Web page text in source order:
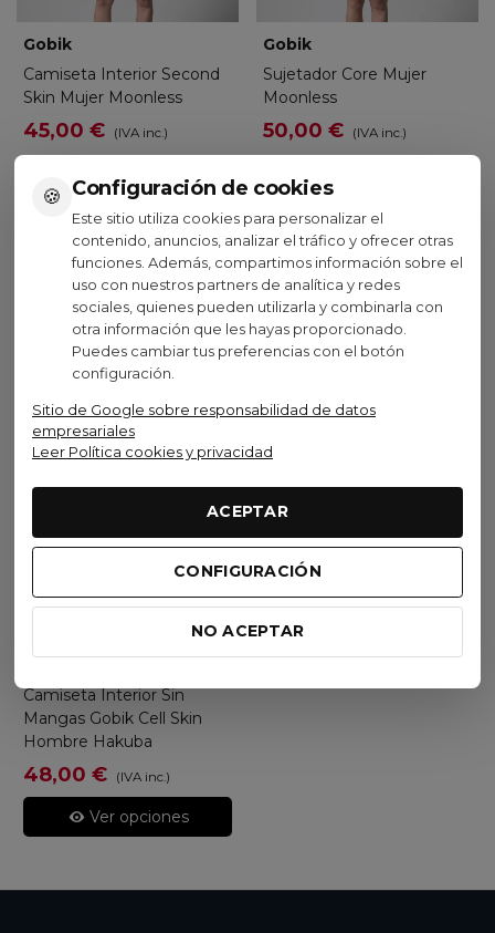
🍪 Configuración de cookies
Este sitio utiliza cookies para personalizar el
contenido, anuncios, analizar el tráfico y ofrecer otras
funciones. Además, compartimos información sobre el
uso con nuestros partners de analítica y redes
sociales, quienes pueden utilizarla y combinarla con
otra información que les hayas proporcionado.
Puedes cambiar tus preferencias con el botón
configuración.
Sitio de Google sobre responsabilidad de datos
empresariales
Leer Política cookies y privacidad
ACEPTAR
CONFIGURACIÓN
NO ACEPTAR
Gobik
Camiseta Interior Second
Skin Mujer Moonless
45,00 € (IVA inc.)
Ver opciones
Gobik
Sujetador Core Mujer
Moonless
50,00 € (IVA inc.)
Ver opciones
Visto recientemente
Camiseta Interior Sin
Mangas Gobik Cell Skin
Hombre Hakuba
48,00 € (IVA inc.)
Ver opciones